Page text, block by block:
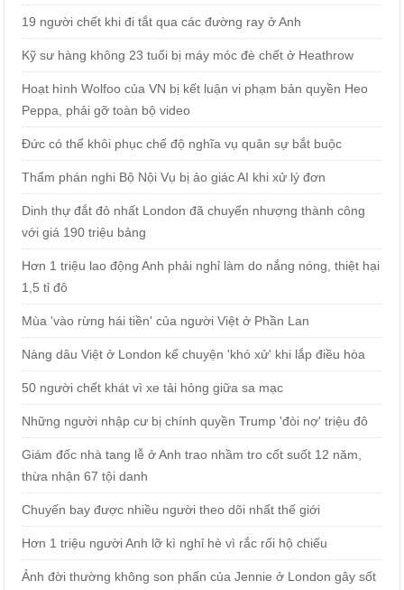
19 người chết khi đi tắt qua các đường ray ở Anh
Kỹ sư hàng không 23 tuổi bị máy móc đè chết ở Heathrow
Hoạt hình Wolfoo của VN bị kết luận vi phạm bản quyền Heo
Peppa, phải gỡ toàn bộ video
Đức có thể khôi phục chế độ nghĩa vụ quân sự bắt buộc
Thẩm phán nghi Bộ Nội Vụ bị ảo giác AI khi xử lý đơn
Dinh thự đắt đỏ nhất London đã chuyển nhượng thành công
với giá 190 triệu bảng
Hơn 1 triệu lao động Anh phải nghỉ làm do nắng nóng, thiệt hại
1,5 tỉ đô
Mùa 'vào rừng hái tiền' của người Việt ở Phần Lan
Nàng dâu Việt ở London kể chuyện 'khó xử' khi lắp điều hòa
50 người chết khát vì xe tải hỏng giữa sa mạc
Những người nhập cư bị chính quyền Trump 'đòi nợ' triệu đô
Giám đốc nhà tang lễ ở Anh trao nhầm tro cốt suốt 12 năm,
thừa nhận 67 tội danh
Chuyến bay được nhiều người theo dõi nhất thế giới
Hơn 1 triệu người Anh lỡ kì nghỉ hè vì rắc rối hộ chiếu
Ảnh đời thường không son phấn của Jennie ở London gây sốt